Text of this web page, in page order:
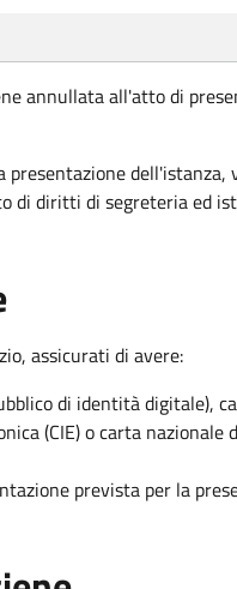
annullata all'atto di
presentazione dell'istanza,
di diritti di segreteria ed
assicurati di avere:
di identità digitale),
(CIE) o carta nazionale
prevista per la